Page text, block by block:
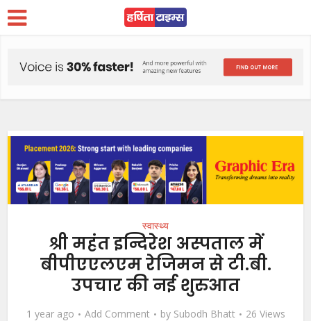
स्वास्थ्य
श्री महंत इन्दिरेश अस्पताल में
बीपीएएलएम रेजिमन से टी.बी.
उपचार की नई शुरुआत
1 year ago Add Comment by Subodh Bhatt 26 Views